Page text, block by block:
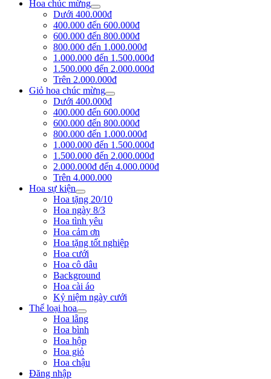
Hoa chúc mừng
Dưới 400.000đ
400.000 đến 600.000đ
600.000 đến 800.000đ
800.000 đến 1.000.000đ
1.000.000 đến 1.500.000đ
1.500.000 đến 2.000.000đ
Trên 2.000.000đ
Giỏ hoa chúc mừng
Dưới 400.000đ
400.000 đến 600.000đ
600.000 đến 800.000đ
800.000 đến 1.000.000đ
1.000.000 đến 1.500.000đ
1.500.000 đến 2.000.000đ
2.000.000đ đến 4.000.000đ
Trên 4.000.000
Hoa sự kiện
Hoa tặng 20/10
Hoa ngày 8/3
Hoa tình yêu
Hoa cảm ơn
Hoa tặng tốt nghiệp
Hoa cưới
Hoa cô dâu
Background
Hoa cài áo
Kỷ niệm ngày cưới
Thể loại hoa
Hoa lẵng
Hoa bình
Hoa hộp
Hoa giỏ
Hoa chậu
Đăng nhập